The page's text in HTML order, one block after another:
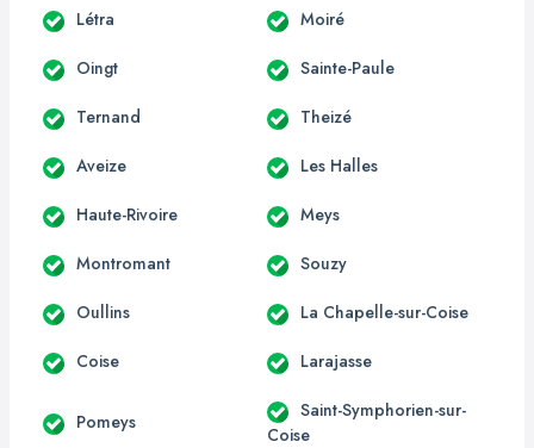
Létra Moiré
Oingt Sainte-Paule
Ternand Theizé
Aveize Les Halles
Haute-Rivoire Meys
Montromant Souzy
Oullins La Chapelle-sur-Coise
Coise Larajasse
Pomeys
Saint-Symphorien-sur-
Coise